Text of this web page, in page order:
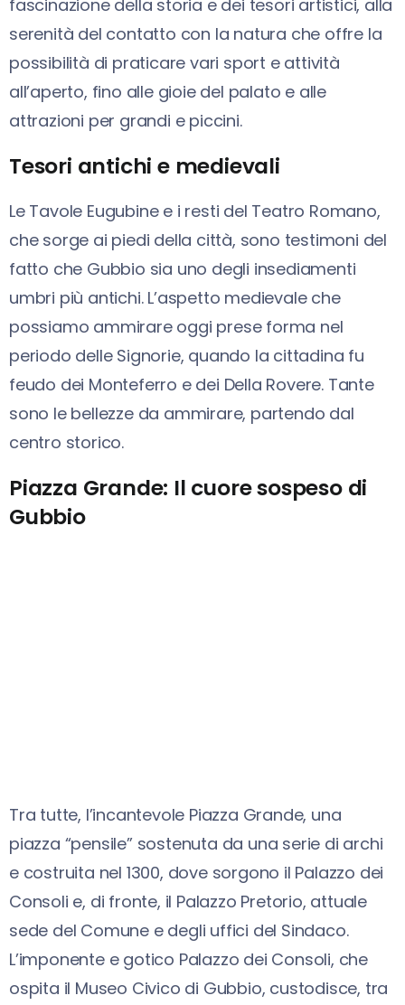
fascinazione della storia e dei tesori artistici, alla
serenità del contatto con la natura che offre la
possibilità di praticare vari sport e attività
all’aperto, fino alle gioie del palato e alle
attrazioni per grandi e piccini.
Tesori antichi e medievali
Le Tavole Eugubine e i resti del Teatro Romano,
che sorge ai piedi della città, sono testimoni del
fatto che Gubbio sia uno degli insediamenti
umbri più antichi. L’aspetto medievale che
possiamo ammirare oggi prese forma nel
periodo delle Signorie, quando la cittadina fu
feudo dei Monteferro e dei Della Rovere. Tante
sono le bellezze da ammirare, partendo dal
centro storico.
Piazza Grande: Il cuore sospeso di
Gubbio
Tra tutte, l’incantevole Piazza Grande, una
piazza “pensile” sostenuta da una serie di archi
e costruita nel 1300, dove sorgono il Palazzo dei
Consoli e, di fronte, il Palazzo Pretorio, attuale
sede del Comune e degli uffici del Sindaco.
L’imponente e gotico Palazzo dei Consoli, che
ospita il Museo Civico di Gubbio, custodisce, tra